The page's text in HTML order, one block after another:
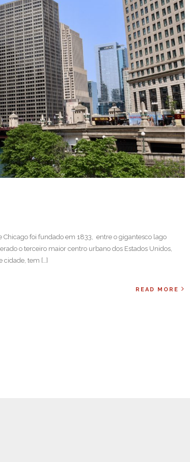
foi fundado em 1833, entre o gigantesco lago
o terceiro maior centro urbano dos Estados Unidos,
cidade, tem […]
READ MORE